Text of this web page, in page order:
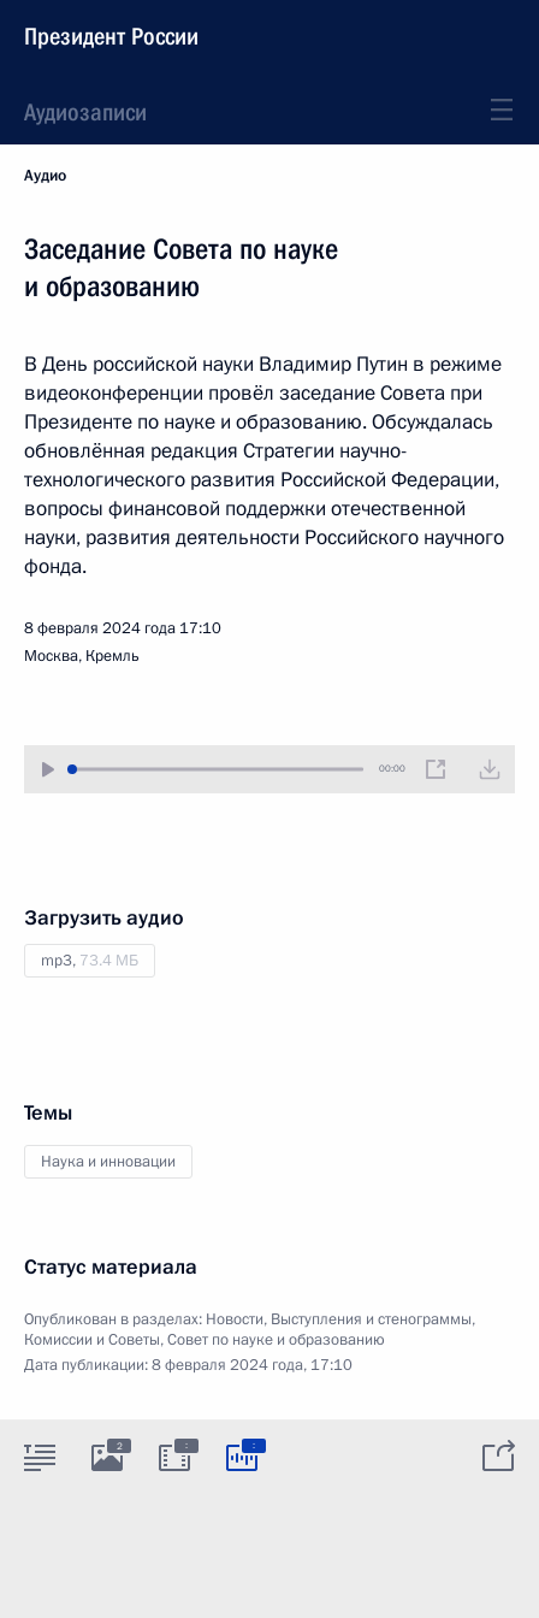
Президент России
Аудиозаписи
Аудио
Заседание Совета по науке
и образованию
В День российской науки Владимир Путин в режиме
видеоконференции провёл заседание Совета при
Президенте по науке и образованию. Обсуждалась
обновлённая редакция Стратегии научно-
технологического развития Российской Федерации,
вопросы финансовой поддержки отечественной
науки, развития деятельности Российского научного
фонда.
8 февраля 2024 года 17:10
Москва, Кремль
00:00
Загрузить аудио
mp3, 73.4 МБ
Темы
Наука и инновации
Статус материала
Опубликован в разделах: Новости, Выступления и стенограммы,
Комиссии и Советы,Совет по науке и образованию
Дата публикации:8 февраля 2024 года, 17:10
2 : :